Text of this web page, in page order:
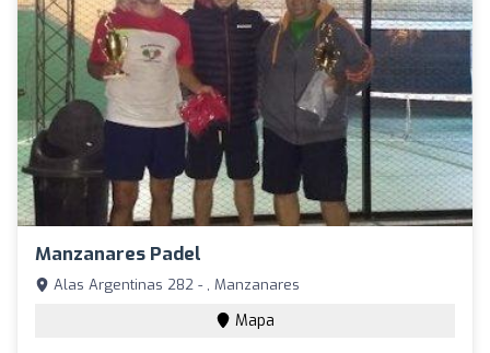
Manzanares Padel
Alas Argentinas 282 - , Manzanares
Mapa